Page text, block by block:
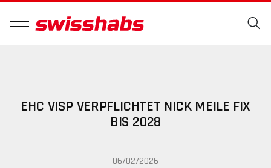
EHC VISP VERPFLICHTET NICK MEILE FIX
BIS 2028
06/02/2026